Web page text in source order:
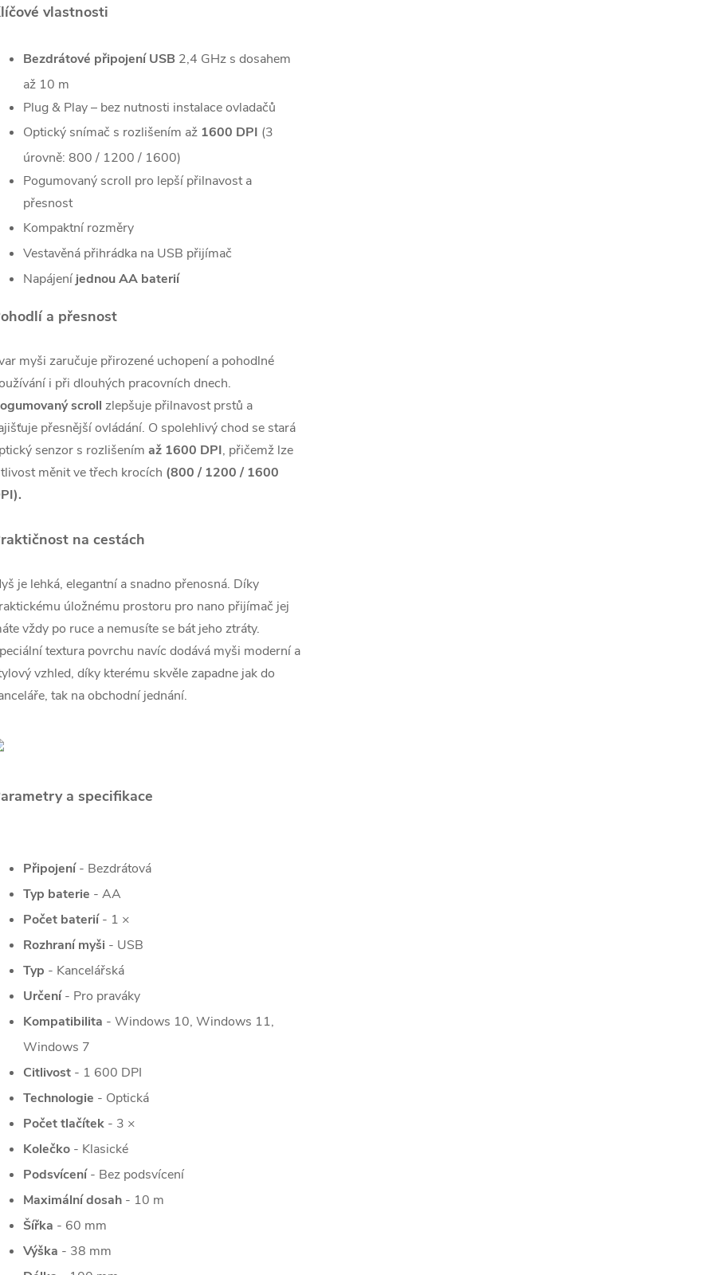
vlastnosti
Bezdrátové připojení USB 2,4 GHz s dosahem
až 10 m
Plug & Play – bez nutnosti instalace ovladačů
Optický snímač s rozlišením až 1600 DPI (3
úrovně: 800 / 1200 / 1600)
Pogumovaný scroll pro lepší přilnavost a
přesnost
Kompaktní rozměry
Vestavěná přihrádka na USB přijímač
Napájení jednou AA baterií
a přesnost
myši zaručuje přirozené uchopení a pohodlné
i při dlouhých pracovních dnech.
scroll zlepšuje přilnavost prstů a
přesnější ovládání. O spolehlivý chod se stará
senzor s rozlišením až 1600 DPI, přičemž lze
měnit ve třech krocích (800 / 1200 / 1600
na cestách
je lehká, elegantní a snadno přenosná. Díky
úložnému prostoru pro nano přijímač jej
vždy po ruce a nemusíte se bát jeho ztráty.
textura povrchu navíc dodává myši moderní a
vzhled, díky kterému skvěle zapadne jak do
tak na obchodní jednání.
a specifikace
Připojení- Bezdrátová
Typ baterie - AA
Počet baterií- 1 ×
Rozhraní myši - USB
Typ - Kancelářská
Určení- Pro praváky
Kompatibilita - Windows 10, Windows 11,
Windows 7
Citlivost - 1 600 DPI
Technologie - Optická
Počet tlačítek - 3 ×
Kolečko - Klasické
Podsvícení- Bez podsvícení
Maximální dosah - 10 m
Šířka - 60 mm
Výška - 38 mm